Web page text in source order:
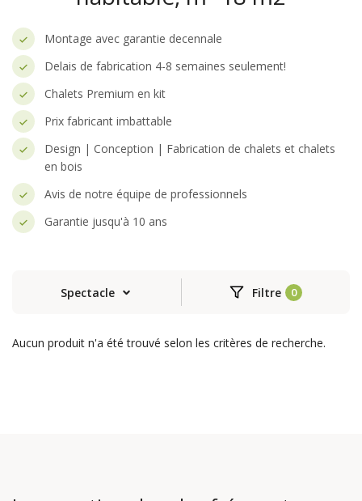
Montage avec garantie decennale
Delais de fabrication 4-8 semaines seulement!
Chalets Premium en kit
Prix fabricant imbattable
Design | Conception | Fabrication de chalets et chalets
en bois
Avis de notre équipe de professionnels
Garantie jusqu'à 10 ans
Spectacle Filtre
Aucun produit n'a été trouvé selon les critères de recherche.